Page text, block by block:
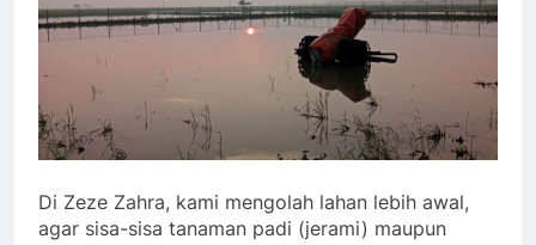
Di Zeze Zahra, kami mengolah lahan lebih awal,
agar sisa-sisa tanaman padi (jerami) maupun